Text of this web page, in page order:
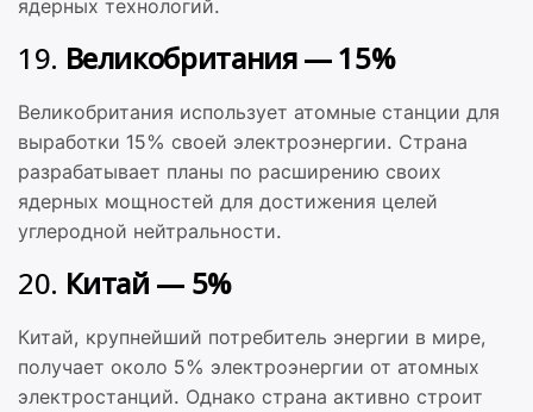
ядерных технологий.
19. Великобритания — 15%
Великобритания использует атомные станции для
выработки 15% своей электроэнергии. Страна
разрабатывает планы по расширению своих
ядерных мощностей для достижения целей
углеродной нейтральности.
20. Китай — 5%
Китай, крупнейший потребитель энергии в мире,
получает около 5% электроэнергии от атомных
электростанций. Однако страна активно строит